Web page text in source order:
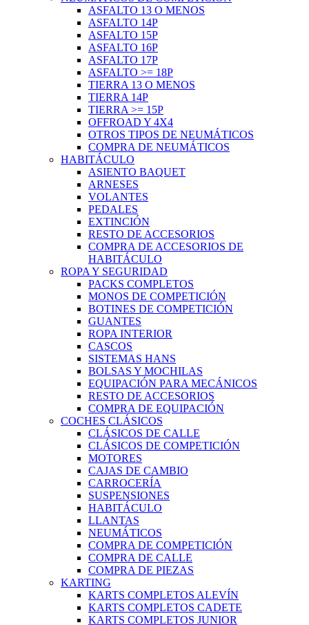
ASFALTO 13 O MENOS
ASFALTO 14P
ASFALTO 15P
ASFALTO 16P
ASFALTO 17P
ASFALTO >= 18P
TIERRA 13 O MENOS
TIERRA 14P
TIERRA >= 15P
OFFROAD Y 4X4
OTROS TIPOS DE NEUMÁTICOS
COMPRA DE NEUMÁTICOS
HABITÁCULO
ASIENTO BAQUET
ARNESES
VOLANTES
PEDALES
EXTINCIÓN
RESTO DE ACCESORIOS
COMPRA DE ACCESORIOS DE
HABITÁCULO
ROPA Y SEGURIDAD
PACKS COMPLETOS
MONOS DE COMPETICIÓN
BOTINES DE COMPETICIÓN
GUANTES
ROPA INTERIOR
CASCOS
SISTEMAS HANS
BOLSAS Y MOCHILAS
EQUIPACIÓN PARA MECÁNICOS
RESTO DE ACCESORIOS
COMPRA DE EQUIPACIÓN
COCHES CLÁSICOS
CLÁSICOS DE CALLE
CLÁSICOS DE COMPETICIÓN
MOTORES
CAJAS DE CAMBIO
CARROCERÍA
SUSPENSIONES
HABITÁCULO
LLANTAS
NEUMÁTICOS
COMPRA DE COMPETICIÓN
COMPRA DE CALLE
COMPRA DE PIEZAS
KARTING
KARTS COMPLETOS ALEVÍN
KARTS COMPLETOS CADETE
KARTS COMPLETOS JUNIOR